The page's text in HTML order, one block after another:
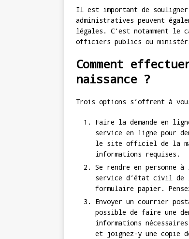
Il est important de
administratives peuvent
légales. C’est notamment
officiers publics ou
Comment
naissance ?
Trois options s’offrent à
Faire la demande en
service en ligne pour
le site officiel de la
informations requises.
Se rendre en personne
service d’état civil de
formulaire papier.
Envoyer un courrier
possible de faire une
informations
et joignez-y une copie